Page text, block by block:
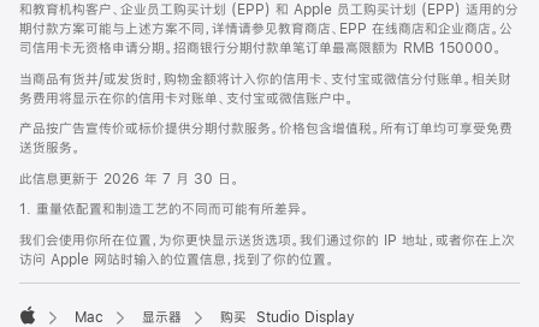
和教育机构客户、企业员工购买计划 (EPP) 和 Apple 员工购买计划 (EPP) 适用的分
期付款方案可能与上述方案不同，详情请参见教育商店、EPP 在线商店和企业商店。公
司信用卡无资格申请分期。招商银行分期付款单笔订单最高限额为 RMB 150000。
当商品有货并/或发货时，购物金额将计入你的信用卡、支付宝或微信分付账单。相关财
务费用将显示在你的信用卡对账单、支付宝或微信账户中。
产品按广告宣传价或标价提供分期付款服务。价格包含增值税。所有订单均可享受免费
送货服务。
此信息更新于 2026 年 7 月 30 日。
1. 重量依配置和制造工艺的不同而可能有所差异。
我们会使用你所在位置，为你更快显示送货选项。我们通过你的 IP 地址，或者你在上次
访问 Apple 网站时输入的位置信息，找到了你的位置。
Mac 显示器 购买 Studio Display